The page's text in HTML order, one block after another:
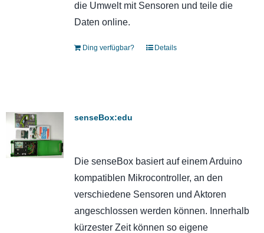
die Umwelt mit Sensoren und teile die
Daten online.
Ding verfügbar? Details
senseBox:edu
Die senseBox basiert auf einem Arduino
kompatiblen Mikrocontroller, an den
verschiedene Sensoren und Aktoren
angeschlossen werden können. Innerhalb
kürzester Zeit können so eigene